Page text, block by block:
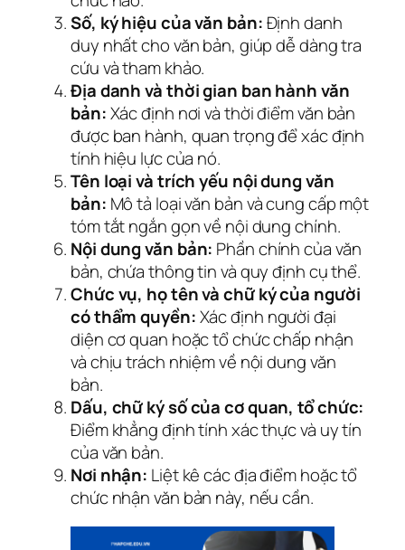
Số, ký hiệu của văn bản:Định danh
duy nhất cho văn bản, giúp dễ dàng tra
cứu và tham khảo.
Địa danh và thời gian ban hành văn
bản:Xác định nơi và thời điểm văn bản
được ban hành, quan trọng để xác định
tính hiệu lực của nó.
Tên loại và trích yếu nội dung văn
bản: Mô tả loại văn bản và cung cấp một
tóm tắt ngắn gọn về nội dung chính.
Nội dung văn bản: Phần chính của văn
bản, chứa thông tin và quy định cụ thể.
Chức vụ, họ tên và chữ ký của người
có thẩm quyền:Xác định người đại
diện cơ quan hoặc tổ chức chấp nhận
và chịu trách nhiệm về nội dung văn
bản.
Dấu, chữ ký số của cơ quan, tổ chức:
Điểm khẳng định tính xác thực và uy tín
của văn bản.
Nơi nhận: Liệt kê các địa điểm hoặc tổ
chức nhận văn bản này, nếu cần.